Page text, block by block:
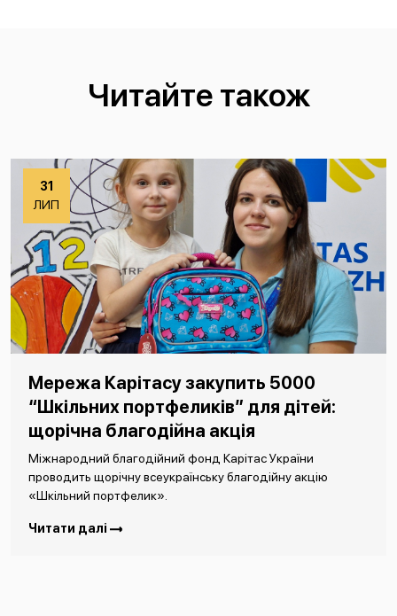
Читайте також
31
ЛИП
Мережа Карітасу закупить 5000
“Шкільних портфеликів” для дітей:
щорічна благодійна акція
Міжнародний благодійний фонд Карітас України
проводить щорічну всеукраїнську благодійну акцію
«Шкільний портфелик».
Читати далі